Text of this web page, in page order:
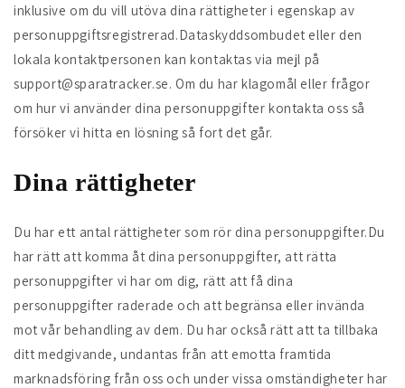
inklusive om du vill utöva dina rättigheter i egenskap av
personuppgiftsregistrerad.Dataskyddsombudet eller den
lokala kontaktpersonen kan kontaktas via mejl på
support@sparatracker.se. Om du har klagomål eller frågor
om hur vi använder dina personuppgifter kontakta oss så
försöker vi hitta en lösning så fort det går.
Dina rättigheter
Du har ett antal rättigheter som rör dina personuppgifter.Du
har rätt att komma åt dina personuppgifter, att rätta
personuppgifter vi har om dig, rätt att få dina
personuppgifter raderade och att begränsa eller invända
mot vår behandling av dem. Du har också rätt att ta tillbaka
ditt medgivande, undantas från att emotta framtida
marknadsföring från oss och under vissa omständigheter har